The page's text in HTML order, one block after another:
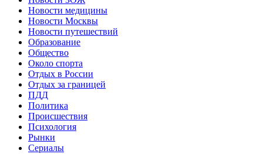
Новости медицины
Новости Москвы
Новости путешествий
Образование
Общество
Около спорта
Отдых в России
Отдых за границей
ПДД
Политика
Происшествия
Психология
Рынки
Сериалы